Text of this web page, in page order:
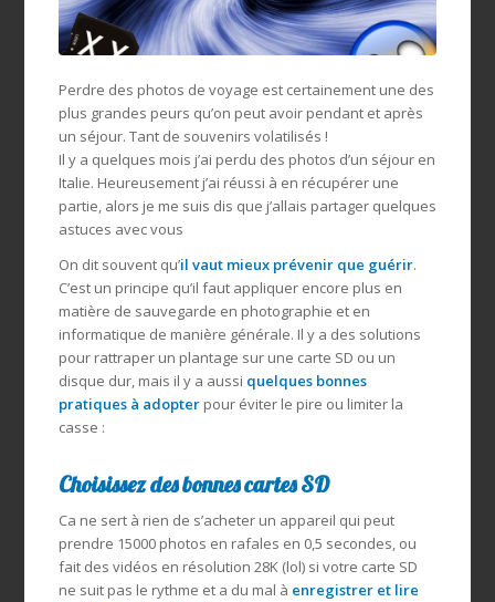
Perdre des photos de voyage est certainement une des
plus grandes peurs qu’on peut avoir pendant et après
un séjour. Tant de souvenirs volatilisés !
Il y a quelques mois j’ai perdu des photos d’un séjour en
Italie. Heureusement j’ai réussi à en récupérer une
partie, alors je me suis dis que j’allais partager quelques
astuces avec vous
On dit souvent qu’il vaut mieux prévenir que guérir.
C’est un principe qu’il faut appliquer encore plus en
matière de sauvegarde en photographie et en
informatique de manière générale. Il y a des solutions
pour rattraper un plantage sur une carte SD ou un
disque dur, mais il y a aussi quelques bonnes
pratiques à adopterpour éviter le pire ou limiter la
casse :
Choisissez des bonnes cartes SD
Ca ne sert à rien de s’acheter un appareil qui peut
prendre 15000 photos en rafales en 0,5 secondes, ou
fait des vidéos en résolution 28K (lol) si votre carte SD
ne suit pas le rythme et a du mal à enregistrer et lire